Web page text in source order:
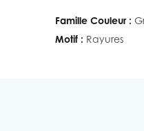
Famille Couleur :
Motif : Rayures